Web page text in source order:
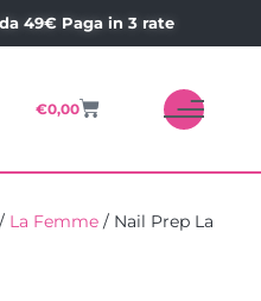
49€ Paga in 3 rate
€0,00
/ La Femme / Nail Prep La